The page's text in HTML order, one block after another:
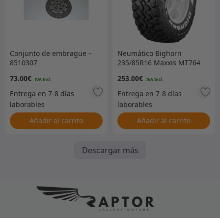
Conjunto de embrague –
8510307
73.00€
Añadir al carrito
Neumático Bighorn
235/85R16 Maxxis MT764
253.00€
Añadir al carrito
Descargar más